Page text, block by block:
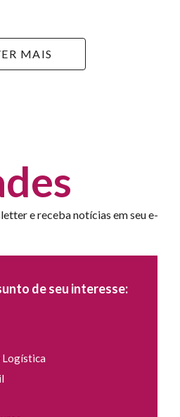
MAIS
e receba notícias em seu e-
de seu interesse:
Logística